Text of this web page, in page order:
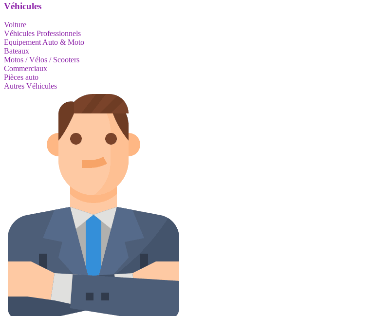
Véhicules
Voiture
Véhicules Professionnels
Equipement Auto & Moto
Bateaux
Motos / Vélos / Scooters
Commerciaux
Pièces auto
Autres Véhicules